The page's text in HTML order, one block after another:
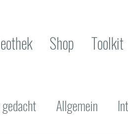
Shop Toolkit
Allgemein